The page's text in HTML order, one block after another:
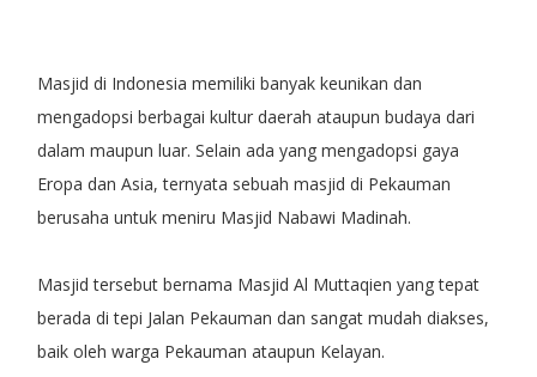
Masjid di Indonesia memiliki banyak keunikan dan
mengadopsi berbagai kultur daerah ataupun budaya dari
dalam maupun luar. Selain ada yang mengadopsi gaya
Eropa dan Asia, ternyata sebuah masjid di Pekauman
berusaha untuk meniru Masjid Nabawi Madinah.
Masjid tersebut bernama Masjid Al Muttaqien yang tepat
berada di tepi Jalan Pekauman dan sangat mudah diakses,
baik oleh warga Pekauman ataupun Kelayan.